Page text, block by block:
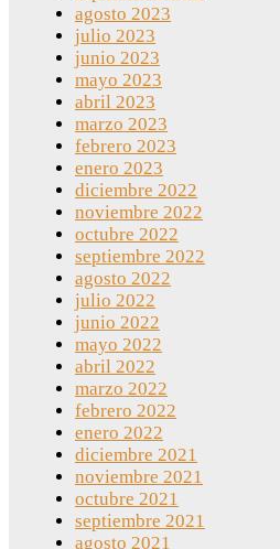
agosto 2023
julio 2023
junio 2023
mayo 2023
abril 2023
marzo 2023
febrero 2023
enero 2023
diciembre 2022
noviembre 2022
octubre 2022
septiembre 2022
agosto 2022
julio 2022
junio 2022
mayo 2022
abril 2022
marzo 2022
febrero 2022
enero 2022
diciembre 2021
noviembre 2021
octubre 2021
septiembre 2021
agosto 2021